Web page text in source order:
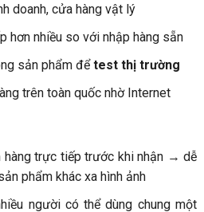
doanh, cửa hàng vật lý
hơn nhiều so với nhập hàng sẵn
sản phẩm đểtest thị trường
trên toàn quốc nhờ Internet
hàng trực tiếp trước khi nhận → dễ
phẩm khác xa hình ảnh
người có thể dùng chung một